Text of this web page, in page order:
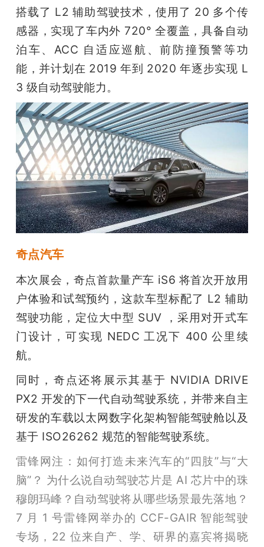
搭载了 L2 辅助驾驶技术，使用了 20 多个传
感器，实现了车内外 720° 全覆盖，具备自动
泊车、ACC 自适应巡航、前防撞预警等功
能，并计划在 2019 年到 2020 年逐步实现 L
3 级自动驾驶能力。
奇点汽车
本次展会，奇点首款量产车 iS6 将首次开放用
户体验和试驾预约，这款车型标配了 L2 辅助
驾驶功能，定位大中型 SUV ，采用对开式车
门设计，可实现 NEDC 工况下 400 公里续
航。
同时，奇点还将展示其基于 NVIDIA DRIVE
PX2 开发的下一代自动驾驶系统，并带来自主
研发的车载以太网数字化架构智能驾驶舱以及
基于 ISO26262 规范的智能驾驶系统。
雷锋网注：如何打造未来汽车的“四肢”与“大
脑”？ 为什么说自动驾驶芯片是 AI 芯片中的珠
穆朗玛峰？自动驾驶将从哪些场景最先落地？
7 月 1 号雷锋网举办的 CCF-GAIR 智能驾驶
专场，22 位来自产、学、研界的嘉宾将揭晓